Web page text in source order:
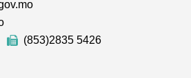
(853)2835 5426